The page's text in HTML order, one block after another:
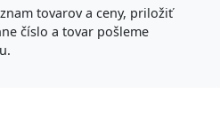
tovarov a ceny, priložiť
číslo a tovar pošleme